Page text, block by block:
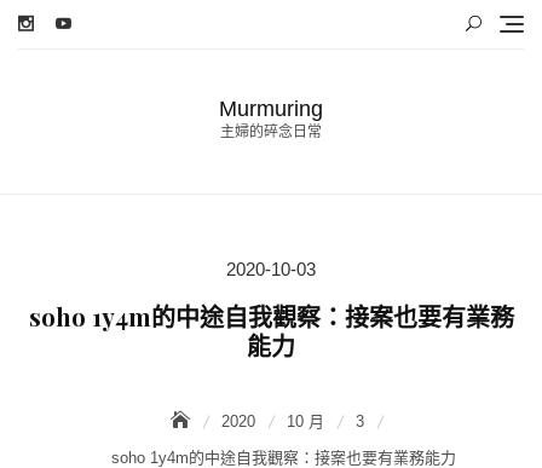
Skip
Murmuring
主婦的碎念日常
Posted
on
2020-10-03
soho 1y4m的中途自我觀察：接案也要有業務
能力
2020 10 月
3
soho 1y4m的中途自我觀察：接案也要有業務能力